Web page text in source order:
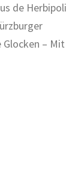
de Herbipoli
– Mit